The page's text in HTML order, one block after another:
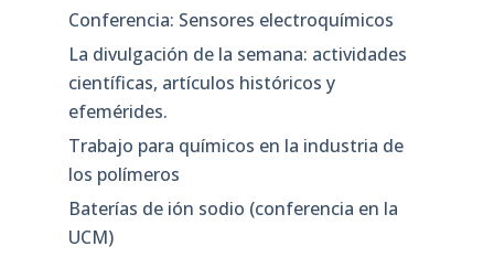
Conferencia: Sensores electroquímicos
La divulgación de la semana: actividades
científicas, artículos históricos y
efemérides.
Trabajo para químicos en la industria de
los polímeros
Baterías de ión sodio (conferencia en la
UCM)